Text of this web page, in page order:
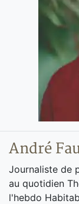
André
Journaliste de
au quotidien
l'hebdo